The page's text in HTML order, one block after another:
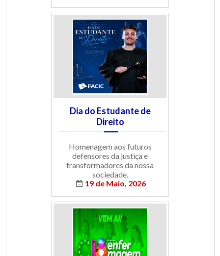
Dia do Estudante de
Direito
Homenagem aos futuros
defensores da justiça e
transformadores da nossa
sociedade.
19 de Maio, 2026